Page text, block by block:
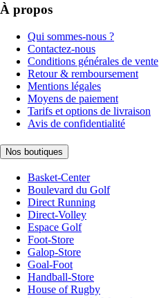
À propos
Qui sommes-nous ?
Contactez-nous
Conditions générales de vente
Retour & remboursement
Mentions légales
Moyens de paiement
Tarifs et options de livraison
Avis de confidentialité
Nos boutiques
Basket-Center
Boulevard du Golf
Direct Running
Direct-Volley
Espace Golf
Foot-Store
Galop-Store
Goal-Foot
Handball-Store
House of Rugby